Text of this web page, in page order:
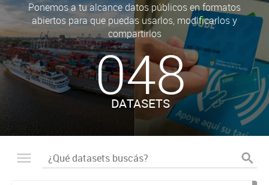
Ponemos a tu alcance datos públicos en formatos
abiertos para que puedas usarlos, modificarlos y
compartirlos
048
DATASETS